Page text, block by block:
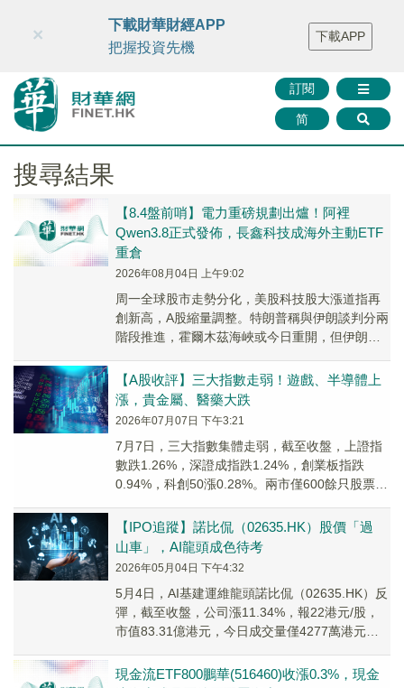
財華智庫網 FINTV FINMETA 財華證券 媒體矩陣
智庫沙龍
聯絡我們
訂閱
简
×
下載財華財經APP
把握投資先機
下載APP
搜尋結果
【8.4盤前哨】電力重磅規劃出爐！阿裡
Qwen3.8正式發佈，長鑫科技成海外主動ETF
重倉
2026年08月04日 上午9:02
周一全球股市走勢分化，美股科技股大漲道指再
創新高，A股縮量調整。特朗普稱與伊朗談判分兩
階段推進，霍爾木茲海峽或今日重開，但伊朗已
【A股收評】三大指數走弱！遊戲、半導體上
漲，貴金屬、醫藥大跌
2026年07月07日 下午3:21
7月7日，三大指數集體走弱，截至收盤，上證指
數跌1.26%，深證成指跌1.24%，創業板指跌
0.94%，科創50漲0.28%。兩市僅600餘只股票飄
【IPO追蹤】諾比侃（02635.HK）股價「過
山車」，AI龍頭成色待考
2026年05月04日 下午4:32
5月4日，AI基建運維龍頭諾比侃（02635.HK）反
彈，截至收盤，公司漲11.34%，報22港元/股，
市值83.31億港元，今日成交量僅4277萬港元，
現金流ETF800鵬華(516460)收漲0.3%，現金